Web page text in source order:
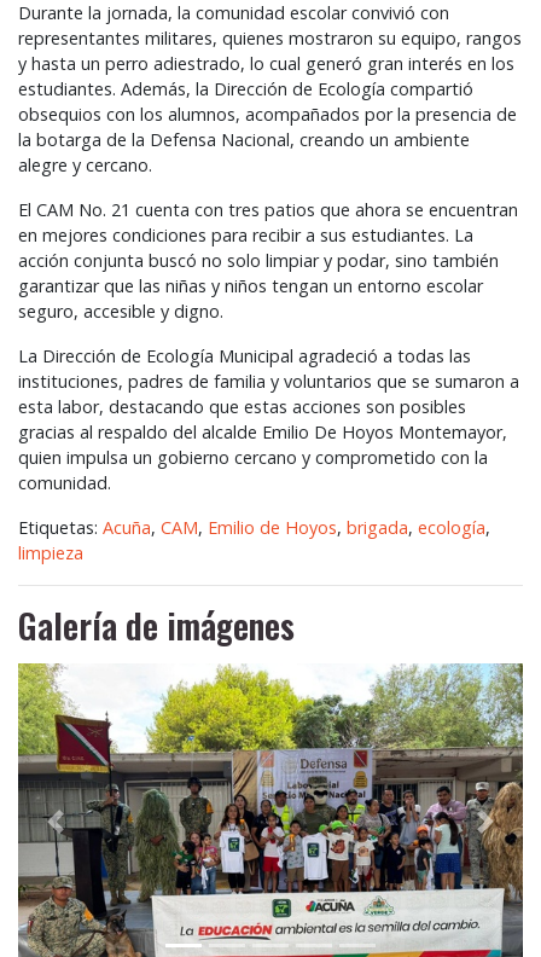
Durante la jornada, la comunidad escolar convivió con
representantes militares, quienes mostraron su equipo, rangos
y hasta un perro adiestrado, lo cual generó gran interés en los
estudiantes. Además, la Dirección de Ecología compartió
obsequios con los alumnos, acompañados por la presencia de
la botarga de la Defensa Nacional, creando un ambiente
alegre y cercano.
El CAM No. 21 cuenta con tres patios que ahora se encuentran
en mejores condiciones para recibir a sus estudiantes. La
acción conjunta buscó no solo limpiar y podar, sino también
garantizar que las niñas y niños tengan un entorno escolar
seguro, accesible y digno.
La Dirección de Ecología Municipal agradeció a todas las
instituciones, padres de familia y voluntarios que se sumaron a
esta labor, destacando que estas acciones son posibles
gracias al respaldo del alcalde Emilio De Hoyos Montemayor,
quien impulsa un gobierno cercano y comprometido con la
comunidad.
Etiquetas: Acuña, CAM, Emilio de Hoyos, brigada, ecología,
limpieza
Galería de imágenes
Anterior